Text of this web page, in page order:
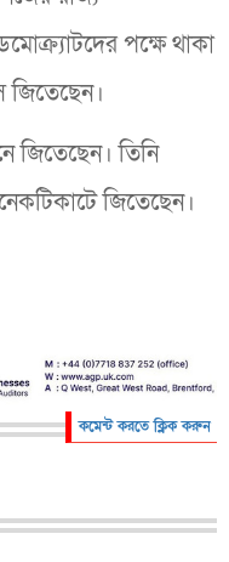
পক্ষে থাকা
জিতেছেন।
জিতেছেন। তিনি
জিতেছেন।
কমেন্ট করতে ক্লিক করুন